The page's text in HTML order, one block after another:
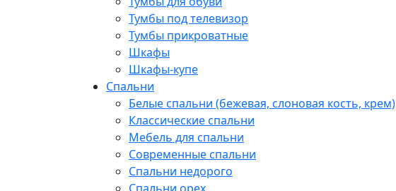
Тумбы под телевизор
Тумбы прикроватные
Шкафы
Шкафы-купе
Спальни
Белые спальни (бежевая, слоновая кость, крем)
Классические спальни
Мебель для спальни
Современные спальни
Спальни недорого